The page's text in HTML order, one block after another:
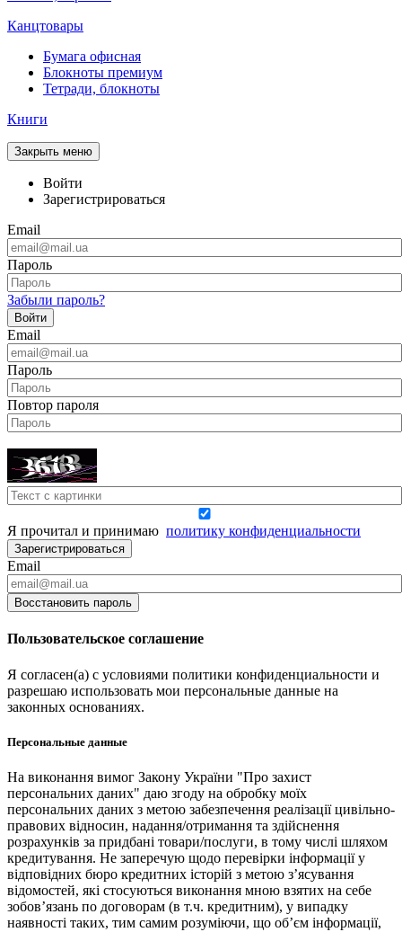
Канцтовары
Бумага офисная
Блокноты премиум
Тетради, блокноты
Книги
Закрыть меню
Войти
Зарегистрироваться
Email
Пароль
Забыли пароль?
Войти
Email
Пароль
Повтор пароля
Я прочитал и принимаю политику конфиденциальности
Зарегистрироваться
Email
Восстановить пароль
Пользовательское соглашение
Я согласен(а) с условиями политики конфиденциальности и
разрешаю использовать мои персональные данные на
законных основаниях.
Персональные данные
На виконання вимог Закону України "Про захист
персональних даних" даю згоду на обробку моїх
персональних даних з метою забезпечення реалізації цивільно-
правових відносин, надання/отримання та здійснення
розрахунків за придбані товари/послуги, в тому числі шляхом
кредитування. Не заперечую щодо перевірки інформації у
відповідних бюро кредитних історій з метою з’ясування
відомостей, які стосуються виконання мною взятих на себе
зобов’язань по договорам (в т.ч. кредитним), у випадку
наявності таких, тим самим розуміючи, що об’єм інформації,